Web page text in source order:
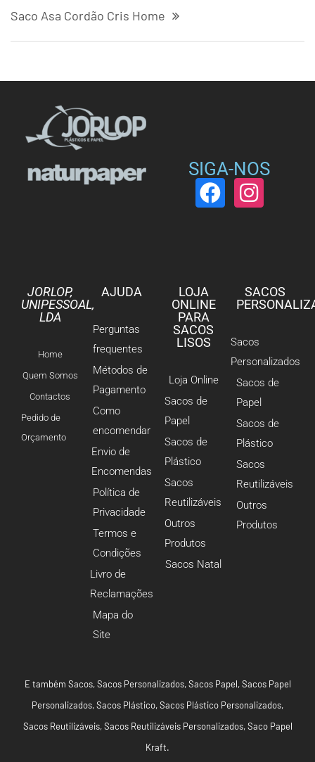
Saco Asa Cordão Cris Home
SIGA-NOS
JORLOP,
UNIPESSOAL,
LDA
Home
Quem Somos
Contactos
Pedido de
Orçamento
AJUDA
Perguntas
frequentes
Métodos de
Pagamento
Como
encomendar
Envio de
Encomendas
Política de
Privacidade
Termos e
Condições
Livro de
Reclamações
Mapa do
Site
LOJA
ONLINE
PARA
SACOS
LISOS
Loja Online
Sacos de
Papel
Sacos de
Plástico
Sacos
Reutilizáveis
Outros
Produtos
Sacos Natal
SACOS
Sacos
Personalizados
Sacos de
Papel
Sacos de
Plástico
Sacos
Reutilizáveis
Outros
Produtos
E também Sacos,Sacos Personalizados,Sacos Papel,Sacos Papel
Personalizados,Sacos Plástico,Sacos Plástico Personalizados,
Sacos Reutilizáveis,Sacos Reutilizáveis Personalizados,Saco Papel
Kraft.